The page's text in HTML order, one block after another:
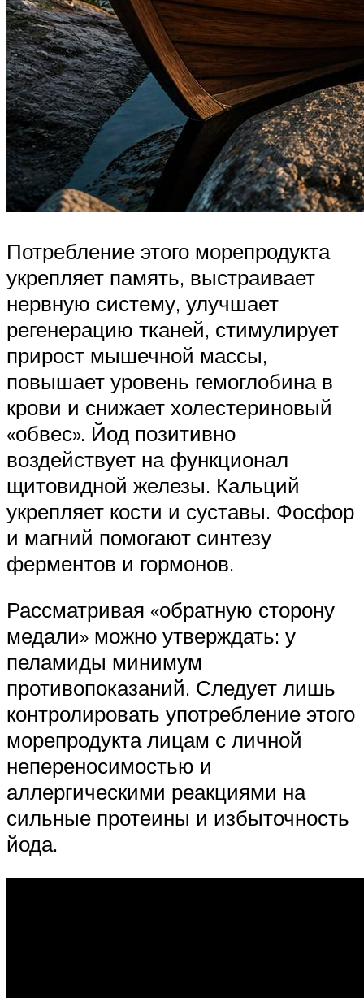
Потребление этого морепродукта
укрепляет память, выстраивает
нервную систему, улучшает
регенерацию тканей, стимулирует
прирост мышечной массы,
повышает уровень гемоглобина в
крови и снижает холестериновый
«обвес». Йод позитивно
воздействует на функционал
щитовидной железы. Кальций
укрепляет кости и суставы. Фосфор
и магний помогают синтезу
ферментов и гормонов.
Рассматривая «обратную сторону
медали» можно утверждать: у
пеламиды минимум
противопоказаний. Следует лишь
контролировать употребление этого
морепродукта лицам с личной
непереносимостью и
аллергическими реакциями на
сильные протеины и избыточность
йода.